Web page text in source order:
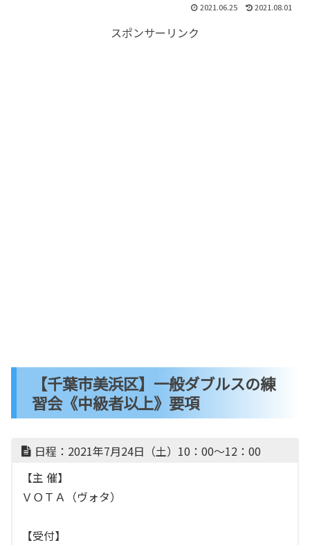
2021.06.25 2021.08.01
スポンサーリンク
【千葉市美浜区】一般ダブルスの練
習会《中級者以上》要項
日程：2021年7月24日（土）10：00～12：00
【主 催】
ＶＯＴＡ（ヴォタ）
【受付】